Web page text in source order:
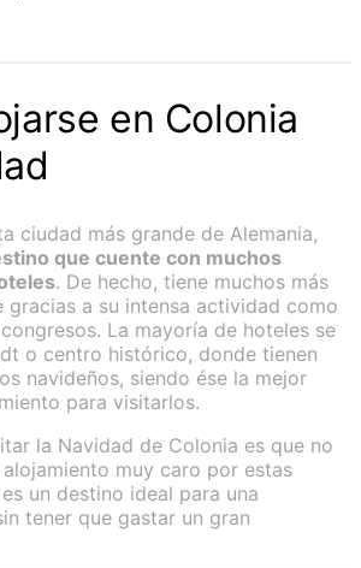
en Colonia
ciudad más grande de Alemania,
que cuente con muchos
. De hecho, tiene muchos más
gracias a su intensa actividad como
La mayoría de hoteles se
o centro histórico, donde tienen
navideños, siendo ése la mejor
para visitarlos.
la Navidad de Colonia es que no
muy caro por estas
un destino ideal para una
tener que gastar un gran